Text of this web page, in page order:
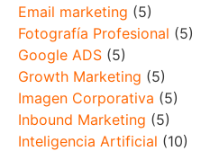
Email marketing (5)
Fotografía Profesional (5)
Google ADS (5)
Growth Marketing (5)
Imagen Corporativa (5)
Inbound Marketing (5)
Inteligencia Artificial (10)